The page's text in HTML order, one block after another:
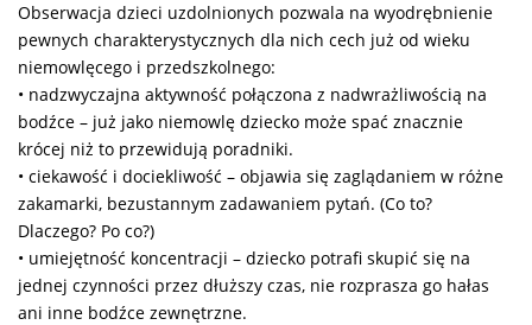
Obserwacja dzieci uzdolnionych pozwala na wyodrębnienie
pewnych charakterystycznych dla nich cech już od wieku
niemowlęcego i przedszkolnego:
• nadzwyczajna aktywność połączona z nadwrażliwością na
bodźce – już jako niemowlę dziecko może spać znacznie
krócej niż to przewidują poradniki.
• ciekawość i dociekliwość – objawia się zaglądaniem w różne
zakamarki, bezustannym zadawaniem pytań. (Co to?
Dlaczego? Po co?)
• umiejętność koncentracji – dziecko potrafi skupić się na
jednej czynności przez dłuższy czas, nie rozprasza go hałas
ani inne bodźce zewnętrzne.